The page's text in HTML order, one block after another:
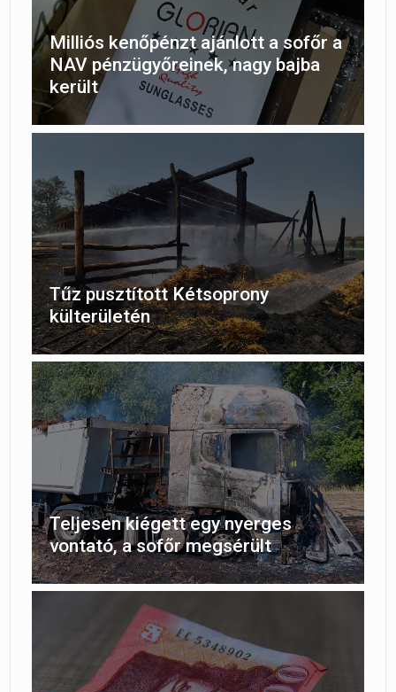
Milliós kenőpénzt ajánlott a sofőr a
NAV pénzügyőreinek, nagy bajba
került
Tűz pusztított Kétsoprony
külterületén
Teljesen kiégett egy nyerges
vontató, a sofőr megsérült